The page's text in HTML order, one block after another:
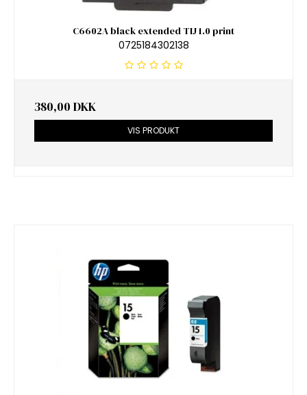
C6602A black extended TIJ 1.0 print
0725184302138
380,00 DKK
VIS PRODUKT